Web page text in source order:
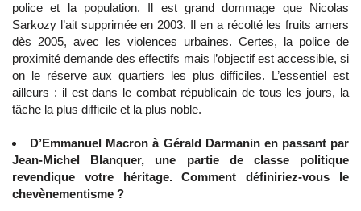
police et la population. Il est grand dommage que Nicolas
Sarkozy l’ait supprimée en 2003. Il en a récolté les fruits amers
dès 2005, avec les violences urbaines. Certes, la police de
proximité demande des effectifs mais l’objectif est accessible, si
on le réserve aux quartiers les plus difficiles. L’essentiel est
ailleurs : il est dans le combat républicain de tous les jours, la
tâche la plus difficile et la plus noble.
D’Emmanuel Macron à Gérald Darmanin en passant par
Jean-Michel Blanquer, une partie de classe politique
revendique votre héritage. Comment définiriez-vous le
chevènementisme ?